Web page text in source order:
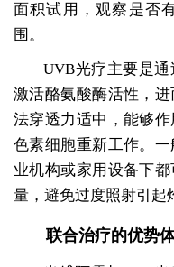
面积试用，观察是否
围。
UVB光疗主要是通
激活酪氨酸酶活性，
法穿透力适中，能够
色素细胞重新工作。
业机构或家用设备下
量，避免过度照射引起
联合治疗的优势